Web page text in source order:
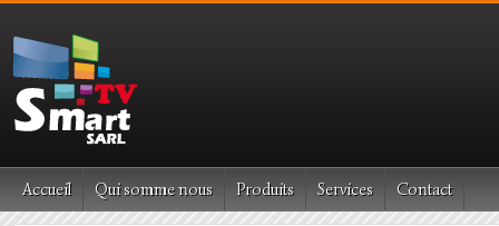
Accueil Qui somme nous Produits Services Contact